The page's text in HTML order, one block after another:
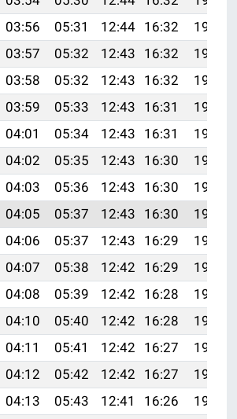
03:56 05:31 12:44 16:32
19:46
03:57 05:32 12:43 16:32
19:45
03:58 05:32 12:43 16:32
19:44
03:59 05:33 12:43 16:31
19:43
04:01 05:34 12:43 16:31
19:42
04:02 05:35 12:43 16:30
19:41
04:03 05:36 12:43 16:30
19:40
04:05 05:37 12:43 16:30
19:39
04:06 05:37 12:43 16:29
19:38
04:07 05:38 12:42 16:29
19:37
04:08 05:39 12:42 16:28
19:35
04:10 05:40 12:42 16:28
19:34
04:11 05:41 12:42 16:27
19:33
04:12 05:42 12:42 16:27
19:32
04:13 05:43 12:41 16:26
19:30